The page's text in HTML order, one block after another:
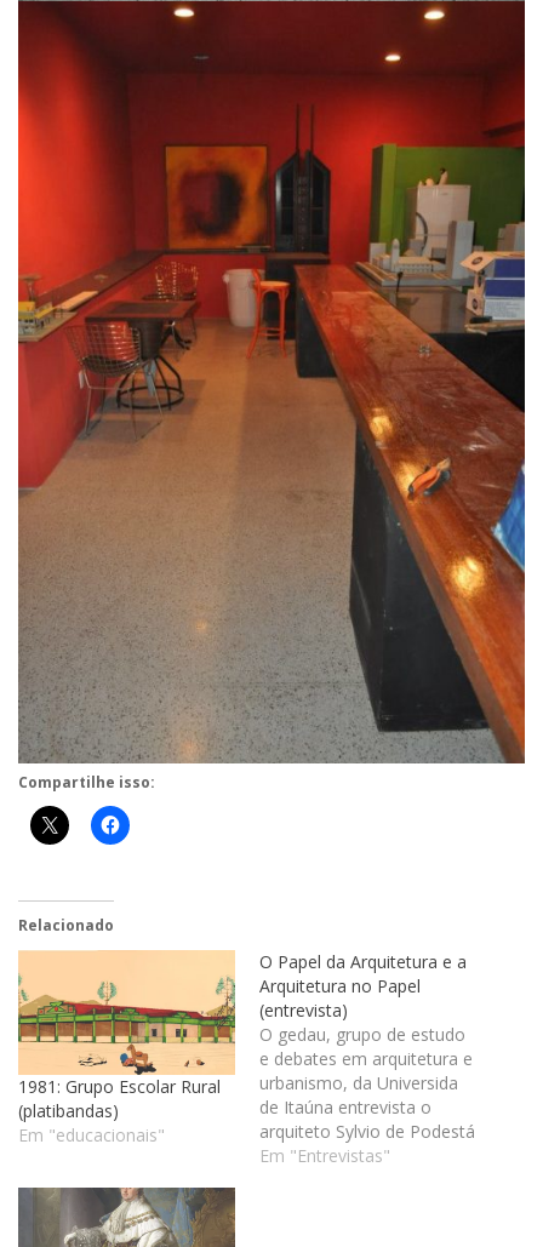
Compartilhe isso:
Relacionado
1981: Grupo Escolar Rural
(platibandas)
Em "educacionais"
O Papel da Arquitetura e a
Arquitetura no Papel
(entrevista)
O gedau, grupo de estudo
e debates em arquitetura e
urbanismo, da Universida
de Itaúna entrevista o
arquiteto Sylvio de Podestá
sobre o o papel da
Em "Entrevistas"